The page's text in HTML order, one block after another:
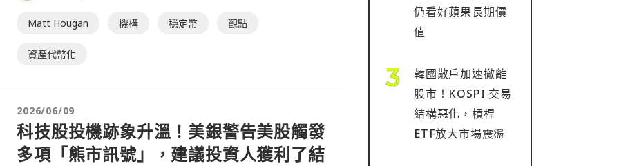
Matt Hougan 機構 穩定幣 觀點
資產代幣化
2026/06/09
科技股投機跡象升溫！美銀警告美股觸發
多項「熊市訊號」，建議投資人獲利了結
仍看好蘋果長期價
值
韓國散戶加速撤離
股市！KOSPI 交易
結構惡化，槓桿
ETF放大市場震盪